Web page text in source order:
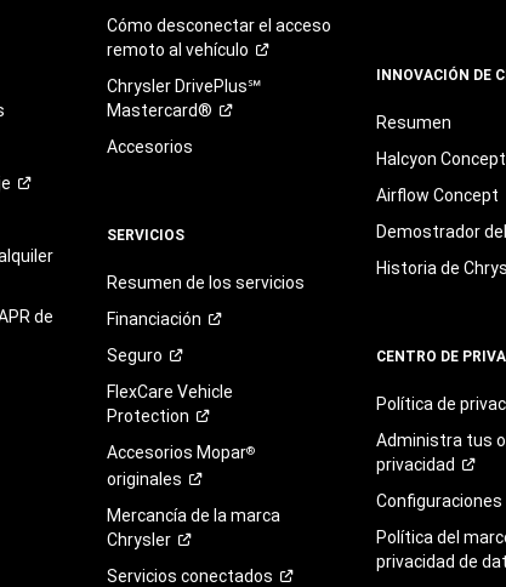
de
Cómo desconectar el acceso
remoto al vehículo
Chrysler DrivePlus℠
Mastercard®
Accesorios
SERVICIOS
Resumen de los servicios
Financiación
Seguro
FlexCare Vehicle
Protection
Accesorios Mopar®
originales
Mercancía de la marca
Chrysler
Servicios conectados
INNOVACIÓN DE
Resumen
Halcyon Concept
Airflow Concept
Demostrador
Historia de
CENTRO DE
Política de
Administra tus
privacidad
Configuraciones
Política del
privacidad de